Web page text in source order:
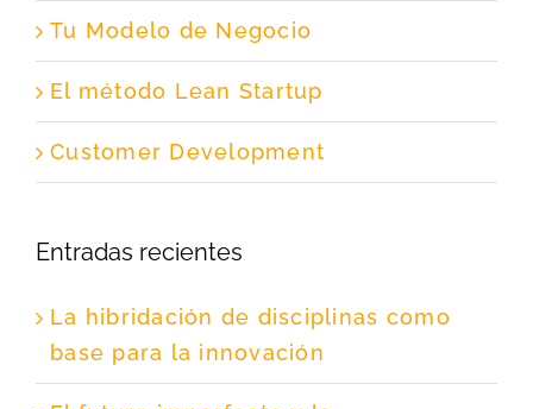
Tu Modelo de Negocio
El método Lean Startup
Customer Development
Entradas recientes
La hibridación de disciplinas como
base para la innovación